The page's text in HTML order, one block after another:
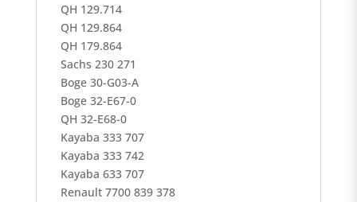
QH 129.714
QH 129.864
QH 179.864
Sachs 230 271
Boge 30-G03-A
Boge 32-E67-0
QH 32-E68-0
Kayaba 333 707
Kayaba 333 742
Kayaba 633 707
Renault 7700 839 378